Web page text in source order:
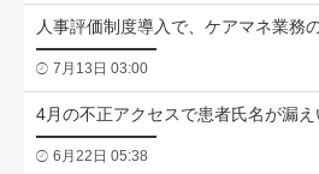
人事評価制度導入で、ケアマネ業務
7月13日 03:00
4月の不正アクセスで患者氏名が漏
6月22日 05:38